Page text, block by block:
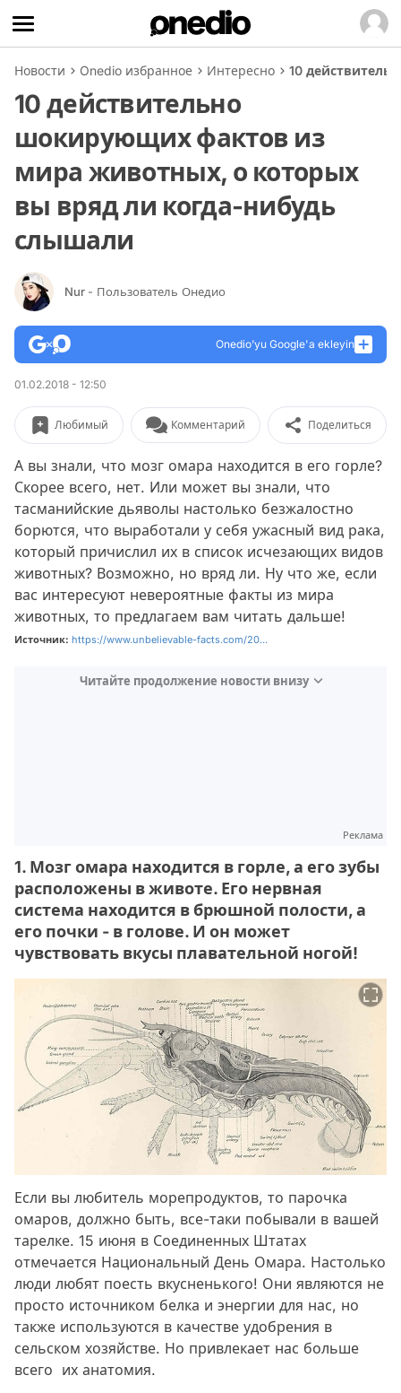
Новости Onedio избранное Интересно 10
10 действительно
шокирующих фактов из
мира животных, о которых
вы вряд ли когда-нибудь
слышали
Nur - Пользователь Онедио
Onedio’yu Google'a ekleyin
01.02.2018 - 12:50
Любимый Комментарий Поделиться
А вы знали, что мозг омара находится в его горле?
Скорее всего, нет. Или может вы знали, что
тасманийские дьяволы настолько безжалостно
борются, что выработали у себя ужасный вид рака,
который причислил их в список исчезающих видов
животных? Возможно, но вряд ли. Ну что же, если
вас интересуют невероятные факты из мира
животных, то предлагаем вам читать дальше!
Источник: https://www.unbelievable-facts.com/20...
Читайте продолжение новости внизу
Реклама
1. Мозг омара находится в горле, а его зубы
расположены в животе. Его нервная
система находится в брюшной полости, а
его почки - в голове. И он может
чувствовать вкусы плавательной ногой!
Если вы любитель морепродуктов, то парочка
омаров, должно быть, все-таки побывали в вашей
тарелке. 15 июня в Соединенных Штатах
отмечается Национальный День Омара. Настолько
люди любят поесть вкусненького! Они являются не
просто источником белка и энергии для нас, но
также используются в качестве удобрения в
сельском хозяйстве. Но привлекает нас больше
всего их анатомия.